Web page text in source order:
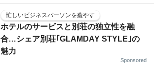
忙しいビジネスパーソンを癒やす
ホテルのサービスと別荘の独立性を融
合…シェア別荘｢GLAMDAY STYLE｣の
魅力
Sponsored